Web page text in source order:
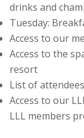
drinks and
Tuesday:
Access to our
Access to the
resort
List of
Access to our
LLL members